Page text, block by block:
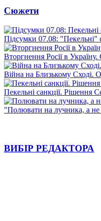
Сюжети
Підсумки 07.08: "Пекельні"
Вторгнення Росії в
Війна на Близькому Сході.
Пекельні санкції. Рішення
"Полювати на лучника, а не
ВИБІР РЕДАКТОРА